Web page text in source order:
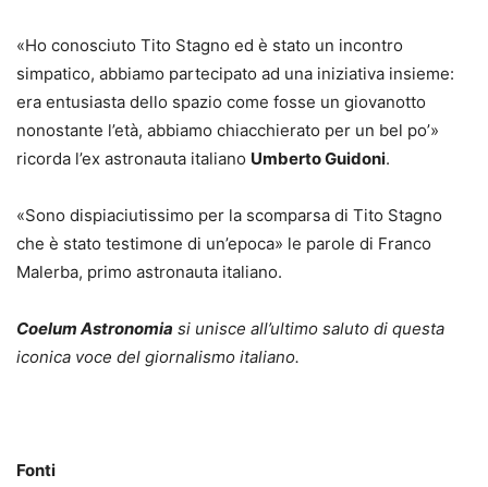
«Ho conosciuto Tito Stagno ed è stato un incontro
simpatico, abbiamo partecipato ad una iniziativa insieme:
era entusiasta dello spazio come fosse un giovanotto
nonostante l’età, abbiamo chiacchierato per un bel po’»
ricorda l’ex astronauta italiano Umberto Guidoni.
«Sono dispiaciutissimo per la scomparsa di Tito Stagno
che è stato testimone di un’epoca» le parole di Franco
Malerba, primo astronauta italiano.
Coelum Astronomia si unisce all’ultimo saluto di questa
iconica voce del giornalismo italiano.
Fonti